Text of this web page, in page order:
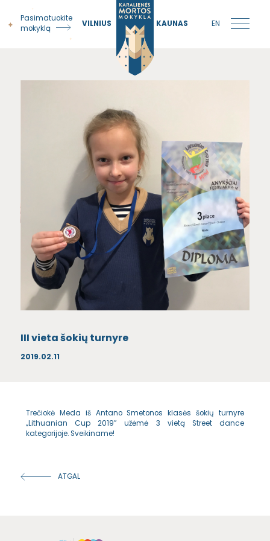
Pasimatuokite
mokyklą
VILNIUS KAUNAS EN
III vieta šokių turnyre
2019.02.11
Trečiokė Meda iš Antano Smetonos klasės šokių turnyre
„Lithuanian Cup 2019” užėmė 3 vietą Street dance
kategorijoje. Sveikiname!
ATGAL